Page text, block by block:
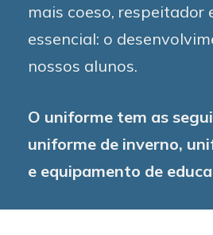
mais coeso, respeitador
essencial: o
nossos alunos.
O uniforme tem as
uniforme de inverno,
e equipamento de